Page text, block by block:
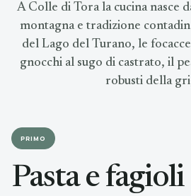
A Colle di Tora la cucina nasce
montagna e tradizione
del Lago del Turano, le
gnocchi al sugo di castrato, il
robusti della
PRIMO
Pasta e fagioli